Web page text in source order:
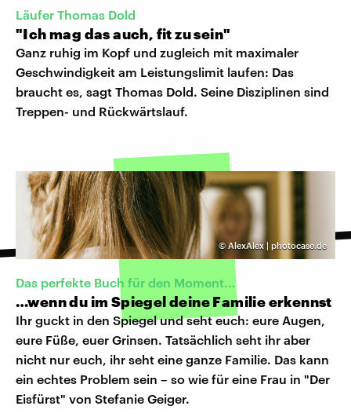
Läufer Thomas Dold
"Ich mag das auch, fit zu sein"
Ganz ruhig im Kopf und zugleich mit maximaler
Geschwindigkeit am Leistungslimit laufen: Das
braucht es, sagt Thomas Dold. Seine Disziplinen sind
Treppen- und Rückwärtslauf.
©AlexAlex | photocase.de
Das perfekte Buch für den Moment...
…wenn du im Spiegel deine Familie erkennst
Ihr guckt in den Spiegel und seht euch: eure Augen,
eure Füße, euer Grinsen. Tatsächlich seht ihr aber
nicht nur euch, ihr seht eine ganze Familie. Das kann
ein echtes Problem sein – so wie für eine Frau in "Der
Eisfürst" von Stefanie Geiger.